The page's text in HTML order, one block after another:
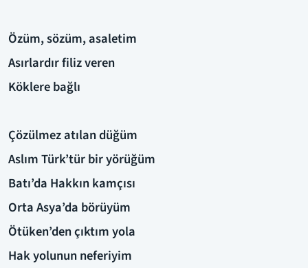
Özüm, sözüm, asaletim
Asırlardır filiz veren
Köklere bağlı
Çözülmez atılan düğüm
Aslım Türk’tür bir yörüğüm
Batı’da Hakkın kamçısı
Orta Asya’da börüyüm
Ötüken’den çıktım yola
Hak yolunun neferiyim